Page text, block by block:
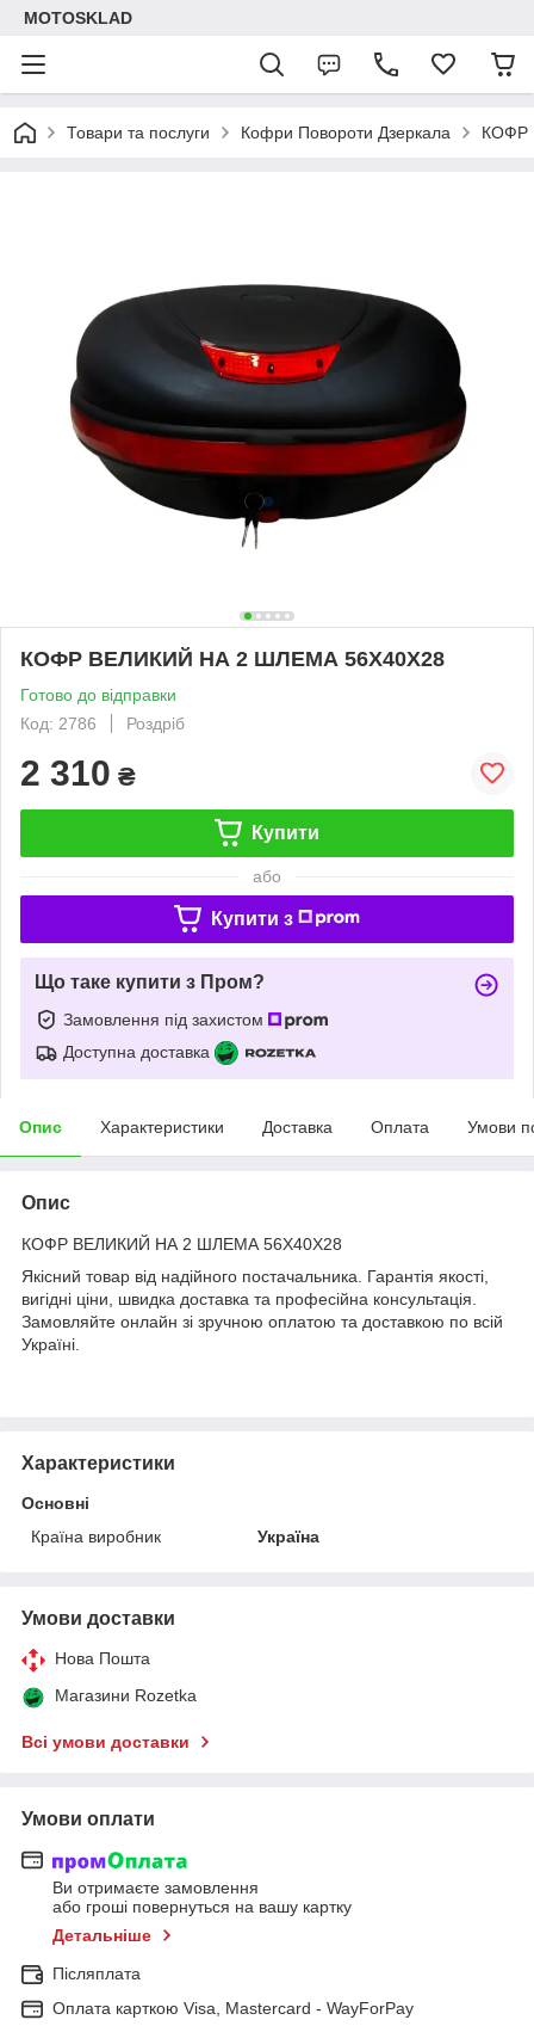
MOTOSKLAD
Товари та послуги Кофри Повороти Дзеркала КОФР
КОФР ВЕЛИКИЙ НА 2 ШЛЕМА 56Х40Х28
Готово до відправки
Код: 2786
Роздріб
2 310 ₴
Купити
або
Купити з
Що таке купити з Пром?
Замовлення під захистом
Доступна доставка
Опис Характеристики Доставка Оплата Умови
Опис
КОФР ВЕЛИКИЙ НА 2 ШЛЕМА 56Х40Х28
Якісний товар від надійного постачальника. Гарантія якості,
вигідні ціни, швидка доставка та професійна консультація.
Замовляйте онлайн зі зручною оплатою та доставкою по всій
Україні.
Характеристики
Основні
Країна виробник
Україна
Умови доставки
Нова Пошта
Магазини Rozetka
Всі умови доставки
Умови оплати
Ви отримаєте замовлення
або гроші повернуться на вашу картку
Детальніше
Післяплата
Оплата карткою Visa, Mastercard - WayForPay